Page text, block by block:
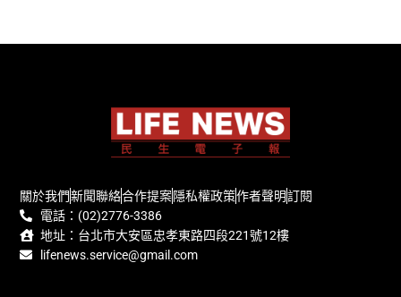
關於我們新聞聯絡合作提案隱私權政策作者聲明訂閱
電話：(02)2776-3386
地址：台北市大安區忠孝東路四段221號12樓
lifenews.service@gmail.com